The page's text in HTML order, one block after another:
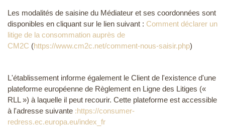
Les modalités de saisine du Médiateur et ses coordonnées sont
disponibles en cliquant sur le lien suivant : Comment déclarer un
litige de la consommation auprès de
CM2C (https://www.cm2c.net/comment-nous-saisir.php)
L'établissement informe également le Client de l'existence d'une
plateforme européenne de Règlement en Ligne des Litiges («
RLL ») à laquelle il peut recourir. Cette plateforme est accessible
à l'adresse suivante :https://consumer-
redress.ec.europa.eu/index_fr